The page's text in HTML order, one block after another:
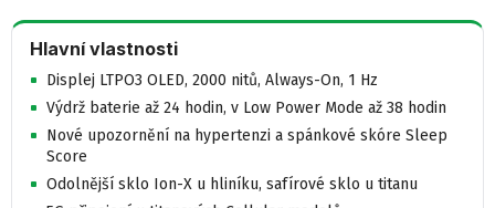
Hlavní vlastnosti
Displej LTPO3 OLED, 2000 nitů, Always-On, 1 Hz
Výdrž baterie až 24 hodin, v Low Power Mode až 38 hodin
Nové upozornění na hypertenzi a spánkové skóre Sleep
Score
Odolnější sklo Ion-X u hliníku, safírové sklo u titanu